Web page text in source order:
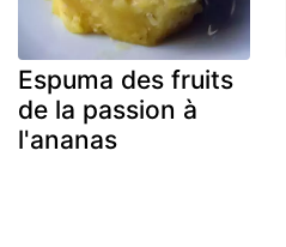
Espuma des fruits
de la passion à
l'ananas